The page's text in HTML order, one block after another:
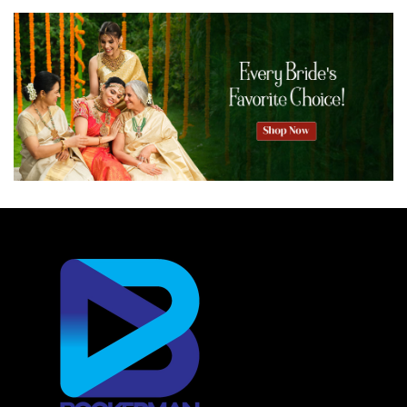
സ്റ്റേറ്റ് സ്മാൾ ഇൻഡസ്ട്രീസ് അസോസിയേഷൻ ( കെ
എസ് എസ് ഐ എ ) കൊച്ചിയിൽ സംഘടിപ്പിച്ച
വ്യവസായി സംഗമം ഉദ്‌ഘാടനം ചെയ്യുകയായിരുന്നു
മുഖ്യമന്ത്രി. കെ എസ് എസ് ഐ എ സംസ്ഥാന
പ്രസിഡന്റ് എം ഖാലിദ് അധ്യക്ഷനായി. വ്യവസായ
മന്ത്രി പി രാജീവ്, തദ്ദേശ മന്ത്രി എം ബി രാജേഷ്, എം
എസ് എം ഇ ഡെവലപ്‌മെന്റ് ഓഫീസ് ജോയിന്റ് ഡയറക്ടർ
പ്രേംകുമാർ, കെ പി രാമചന്ദ്രൻ നായർ, വി കെ സി മമ്മദ്